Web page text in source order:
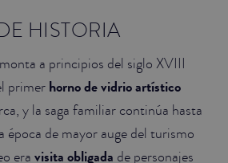
HISTORIA
a principios del siglo XVIII
primer horno de vidrio artístico
y la saga familiar continúa hasta
época de mayor auge del turismo
era visita obligada de personajes